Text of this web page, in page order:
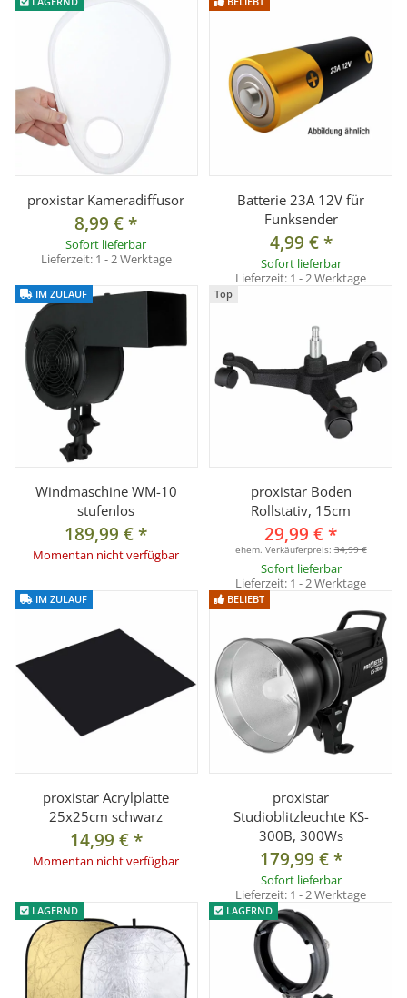
proxistar Kameradiffusor
8,99 €*
Sofort lieferbar
Lieferzeit: 1 - 2 Werktage
Batterie 23A 12V für
Funksender
4,99 €*
Sofort lieferbar
Lieferzeit: 1 - 2 Werktage
IM ZULAUF
Windmaschine WM-10
stufenlos
189,99 €*
Momentan nicht verfügbar
Top
proxistar Boden
Rollstativ, 15cm
29,99 €*
ehem. Verkäuferpreis:34,99 €
Sofort lieferbar
Lieferzeit: 1 - 2 Werktage
IM ZULAUF
proxistar Acrylplatte
25x25cm schwarz
14,99 €*
Momentan nicht verfügbar
BELIEBT
proxistar
Studioblitzleuchte KS-
300B, 300Ws
179,99 €*
Sofort lieferbar
Lieferzeit: 1 - 2 Werktage
LAGERND LAGERND